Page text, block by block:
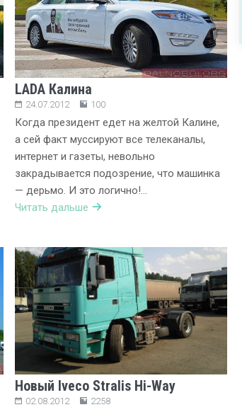
LADA Калина
24.07.2012 100
Когда президент едет на желтой Калине,
а сей факт муссируют все телеканалы,
интернет и газеты, невольно
закрадывается подозрение, что машинка
— дерьмо. И это логично!…
Читать дальше
Новый Iveco Stralis Hi-Way
02.08.2012 2258